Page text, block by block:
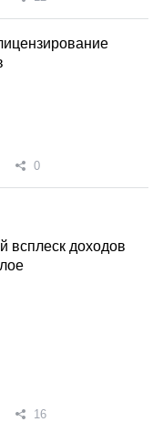
0
всплеск доходов
16